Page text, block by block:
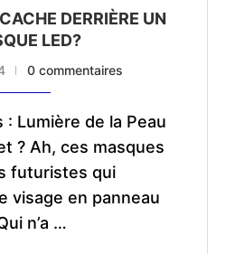
DERRIÈRE UN
LED?
0 commentaires
: Lumière de la Peau
? Ah, ces masques
futuristes qui
visage en panneau
n’a …